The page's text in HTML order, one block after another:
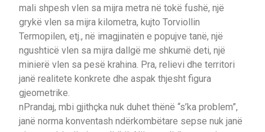
mali shpesh vlen sa mijra metra në tokë fushë, një
grykë vlen sa mijra kilometra, kujto Torviollin
Termopilen, etj., në imagjinatën e popujve tanë, një
ngushticë vlen sa mijra dallgë me shkumë deti, një
minierë vlen sa pesë krahina. Pra, relievi dhe territori
janë realitete konkrete dhe aspak thjesht figura
gjeometrike.
nPrandaj, mbi gjithçka nuk duhet thënë “s’ka problem”,
janë norma konventash ndërkombëtare sepse nuk janë